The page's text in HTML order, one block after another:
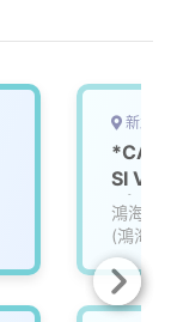
新北
SI
(土城)
鴻海精
(鴻海)